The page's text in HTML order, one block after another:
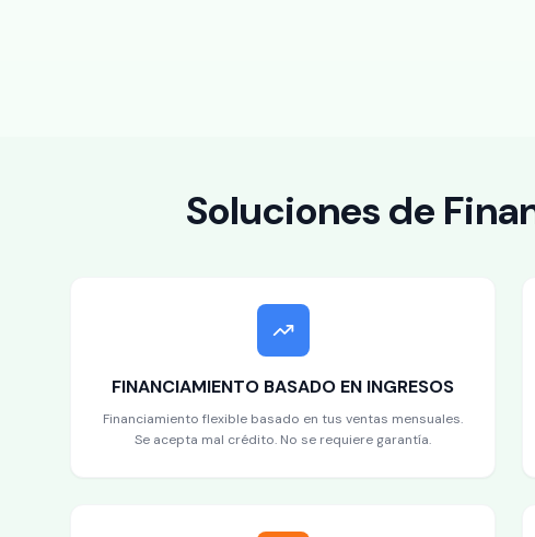
Soluciones de
FINANCIAMIENTO BASADO EN INGRESOS
Financiamiento flexible basado en tus ventas mensuales.
Se acepta mal crédito. No se requiere garantía.